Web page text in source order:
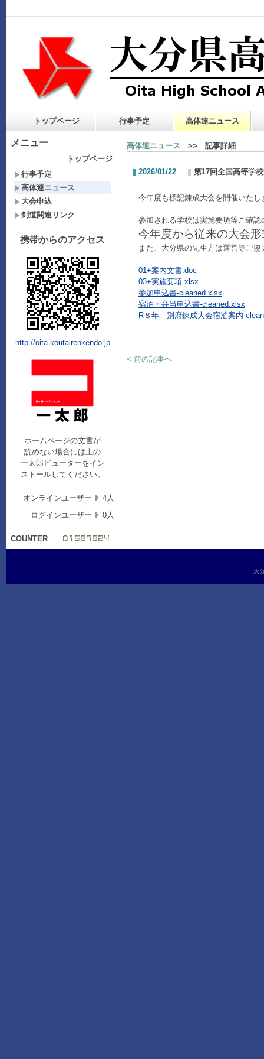
トップページ 行事予定 高体連ニュース
メニュー
トップページ
行事予定
高体連ニュース
大会申込
剣道関連リンク
携帯からのアクセス
http://oita.koutairenkendo.jp
ホームページの文書が
読めない場合には上の
一太郎ビューターをイン
ストールしてください。
オンラインユーザー
4人
ログインユーザー
0人
COUNTER
高体連ニュース >> 記事詳細
2026/01/22 第17回全国高等学
今年度も標記錬成大会を開催いたし
参加される学校は実施要項等ご確
今年度から従来の大会
また、大分県の先生方は運営等ご
01+案内文書.doc
03+実施要項.xlsx
参加申込書-cleaned.xlsx
宿泊・弁当申込書-cleaned.xlsx
R８年 別府錬成大会宿泊案内-
< 前の記事へ
大